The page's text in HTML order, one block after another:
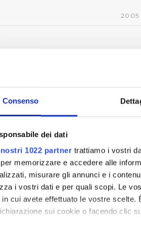
Consenso
dei dati
1022 partner trattiamo i vostri
memorizzare e accedere alle
misurare gli annunci e i
i vostri dati e per quali scopi. Le
in cui avete effettuato le vostre
sui cookie o facendo clic
2005